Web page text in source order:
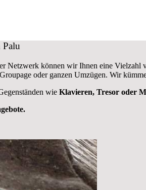
Netzwerk können wir Ihnen eine
oder ganzen Umzügen. Wir
wie Klavieren, Tresor oder